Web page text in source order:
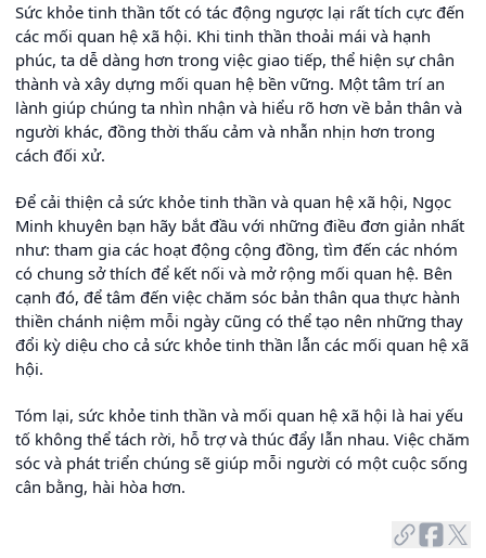
Sức khỏe tinh thần tốt có tác động ngược lại rất tích cực đến
các mối quan hệ xã hội. Khi tinh thần thoải mái và hạnh
phúc, ta dễ dàng hơn trong việc giao tiếp, thể hiện sự chân
thành và xây dựng mối quan hệ bền vững. Một tâm trí an
lành giúp chúng ta nhìn nhận và hiểu rõ hơn về bản thân và
người khác, đồng thời thấu cảm và nhẫn nhịn hơn trong
cách đối xử.
Để cải thiện cả sức khỏe tinh thần và quan hệ xã hội, Ngọc
Minh khuyên bạn hãy bắt đầu với những điều đơn giản nhất
như: tham gia các hoạt động cộng đồng, tìm đến các nhóm
có chung sở thích để kết nối và mở rộng mối quan hệ. Bên
cạnh đó, để tâm đến việc chăm sóc bản thân qua thực hành
thiền chánh niệm mỗi ngày cũng có thể tạo nên những thay
đổi kỳ diệu cho cả sức khỏe tinh thần lẫn các mối quan hệ xã
hội.
Tóm lại, sức khỏe tinh thần và mối quan hệ xã hội là hai yếu
tố không thể tách rời, hỗ trợ và thúc đẩy lẫn nhau. Việc chăm
sóc và phát triển chúng sẽ giúp mỗi người có một cuộc sống
cân bằng, hài hòa hơn.